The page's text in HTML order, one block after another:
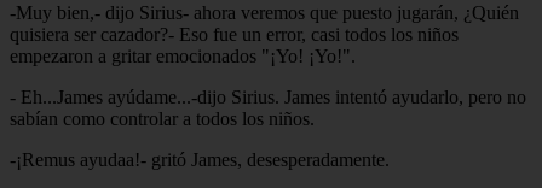
-Muy bien,- dijo Sirius- ahora veremos que puesto jugarán, ¿Quién
quisiera ser cazador?- Eso fue un error, casi todos los niños
empezaron a gritar emocionados "¡Yo! ¡Yo!".
- Eh...James ayúdame...-dijo Sirius. James intentó ayudarlo, pero no
sabían como controlar a todos los niños.
-¡Remus ayudaa!- gritó James, desesperadamente.